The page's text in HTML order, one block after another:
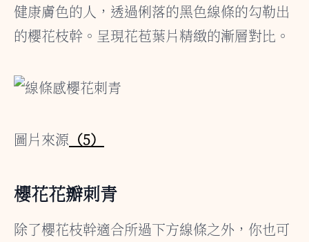
健康膚色的人，透過俐落的黑色線條的勾勒出
的櫻花枝幹。呈現花苞葉片精緻的漸層對比。
圖片來源 （5）
櫻花花瓣刺青
除了櫻花枝幹適合所過下方線條之外，你也可